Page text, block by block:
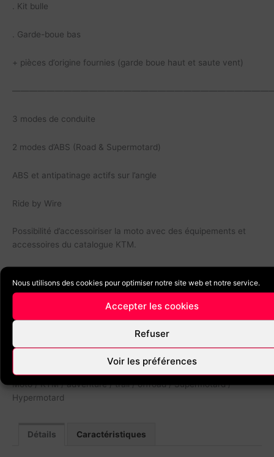
Nous utilisons des cookies pour optimiser notre site web et notre service.
Accepter les cookies
Refuser
Voir les préférences
. Kit bulle
. Garde-boue bas
+ pièces d’origine fournies (garde boue haut et saute vent)
3 modes de conduite
2 modes d’ABS (Road & Supermotard)
ABS et antipatinage actifs sur l’angle
Ride by Wire
Possibilité d’accessoiriser la moto avec des équipements et
accessoires du catalogue KTM.
Du mardi au vendredi 9h-12h / 14h-18h30 et samedi fermeture
à 18h00
N’hésitez pas à nous contacter pour l’achat de votre moto
neuve afin de bénéficier de nos promos du moment.
Moto / KTM / adventure / trail / offroad / Supermotard /
Hypermotard
Détails Caractéristiques